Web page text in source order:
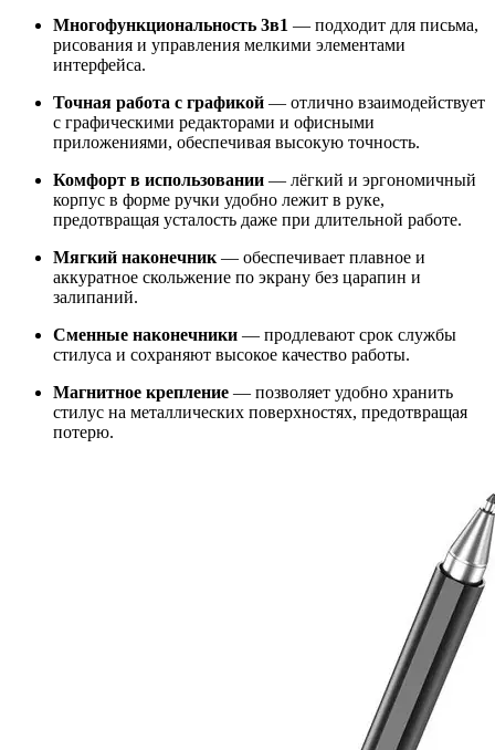
Многофункциональность 3в1 — подходит для письма,
рисования и управления мелкими элементами
интерфейса.
Точная работа с графикой — отлично взаимодействует
с графическими редакторами и офисными
приложениями, обеспечивая высокую точность.
Комфорт в использовании — лёгкий и эргономичный
корпус в форме ручки удобно лежит в руке,
предотвращая усталость даже при длительной работе.
Мягкий наконечник — обеспечивает плавное и
аккуратное скольжение по экрану без царапин и
залипаний.
Сменные наконечники — продлевают срок службы
стилуса и сохраняют высокое качество работы.
Магнитное крепление — позволяет удобно хранить
стилус на металлических поверхностях, предотвращая
потерю.